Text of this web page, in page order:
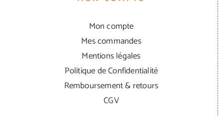
Mon compte
Mes commandes
Mentions légales
Politique de Confidentialité
Remboursement & retours
CGV